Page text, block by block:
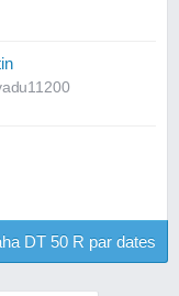
DT 50 R par dates